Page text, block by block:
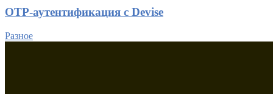
OTP-аутентификация c Devise
Разное